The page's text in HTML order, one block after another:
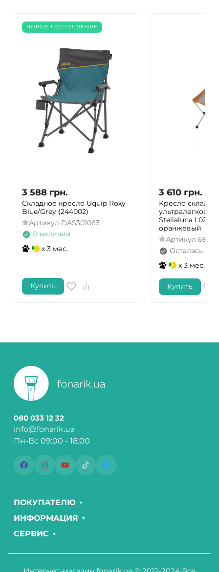
НОВОЕ ПОСТУПЛЕНИЕ
3 588 грн.
Складное кресло Uquip Roxy
Blue/Grey (244002)
Артикул DAS301063
В наличии
x 3 мес.
Купить
3 610 грн.
Кресло
ультралегкое
Stellaluna L02
оранжевый
Артикул
Осталась 1
x 3 мес.
Купить
080 033 12 32
info@fonarik.ua
Пн-Вс 09:00 - 18:00
ПОКУПАТЕЛЮ
ИНФОРМАЦИЯ
СЕРВИС